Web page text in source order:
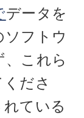
データを
フトウ
これら
ださ
ている